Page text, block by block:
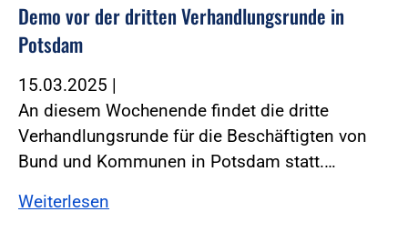
Demo vor der dritten Verhandlungsrunde in
Potsdam
15.03.2025 |
An diesem Wochenende findet die dritte
Verhandlungsrunde für die Beschäftigten von
Bund und Kommunen in Potsdam statt.…
Weiterlesen